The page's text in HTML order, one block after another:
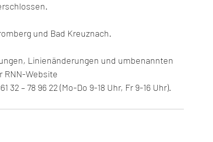
und Bad Kreuznach.
Linienänderungen und umbenannten
RNN-Website
32 – 78 96 22 (Mo-Do 9-18 Uhr, Fr 9-16 Uhr).